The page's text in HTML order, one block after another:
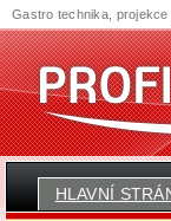
HLAVNÍ
Gastro technika,